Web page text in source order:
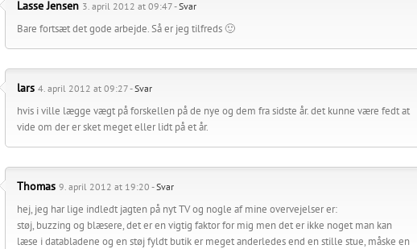
Lasse Jensen 3. april 2012 at 09:47 -Svar
Bare fortsæt det gode arbejde. Så er jeg tilfreds 🙂
lars 4. april 2012 at 09:27 -Svar
hvis i ville lægge vægt på forskellen på de nye og dem fra sidste år. det kunne være fedt at
vide om der er sket meget eller lidt på et år.
Thomas 9. april 2012 at 19:20 -Svar
hej, jeg har lige indledt jagten på nyt TV og nogle af mine overvejelser er:
støj, buzzing og blæsere, det er en vigtig faktor for mig men det er ikke noget man kan
læse i databladene og en støj fyldt butik er meget anderledes end en stille stue, måske en